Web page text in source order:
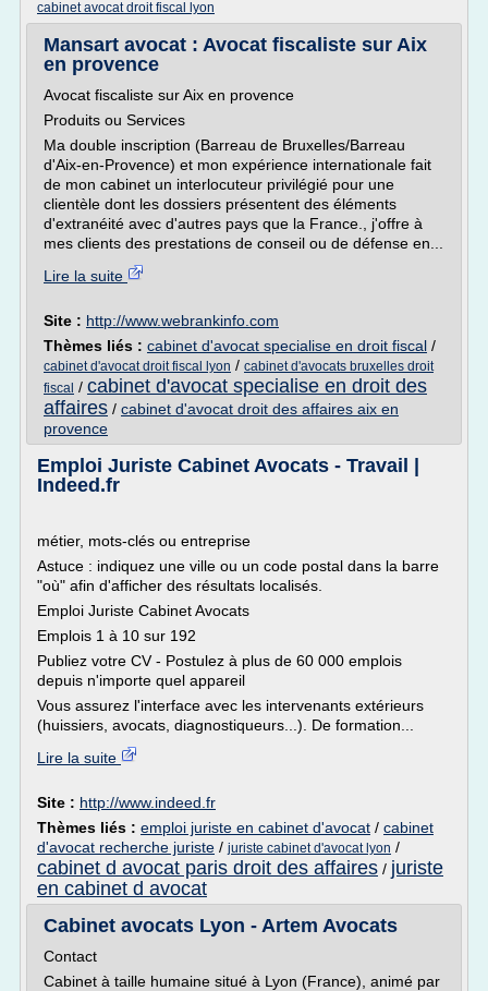
cabinet avocat droit fiscal lyon
Mansart avocat : Avocat fiscaliste sur Aix
en provence
Avocat fiscaliste sur Aix en provence
Produits ou Services
Ma double inscription (Barreau de Bruxelles/Barreau
d'Aix-en-Provence) et mon expérience internationale fait
de mon cabinet un interlocuteur privilégié pour une
clientèle dont les dossiers présentent des éléments
d'extranéité avec d'autres pays que la France., j'offre à
mes clients des prestations de conseil ou de défense en...
Lire la suite
Site : http://www.webrankinfo.com
Thèmes liés : cabinet d'avocat specialise en droit fiscal /
cabinet d'avocat droit fiscal lyon / cabinet d'avocats bruxelles droit
fiscal / cabinet d'avocat specialise en droit des
affaires / cabinet d'avocat droit des affaires aix en
provence
Emploi Juriste Cabinet Avocats - Travail |
Indeed.fr
métier, mots-clés ou entreprise
Astuce : indiquez une ville ou un code postal dans la barre
"où" afin d'afficher des résultats localisés.
Emploi Juriste Cabinet Avocats
Emplois 1 à 10 sur 192
Publiez votre CV - Postulez à plus de 60 000 emplois
depuis n'importe quel appareil
Vous assurez l'interface avec les intervenants extérieurs
(huissiers, avocats, diagnostiqueurs...). De formation...
Lire la suite
Site : http://www.indeed.fr
Thèmes liés : emploi juriste en cabinet d'avocat / cabinet
d'avocat recherche juriste / juriste cabinet d'avocat lyon /
cabinet d avocat paris droit des affaires / juriste
en cabinet d avocat
Cabinet avocats Lyon - Artem Avocats
Contact
Cabinet à taille humaine situé à Lyon (France), animé par